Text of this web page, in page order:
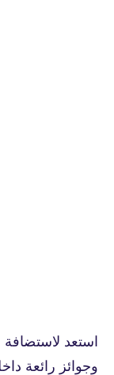
استعد
وجوائز رائعة